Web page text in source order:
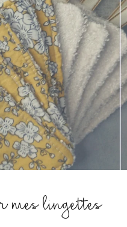
mes lingettes